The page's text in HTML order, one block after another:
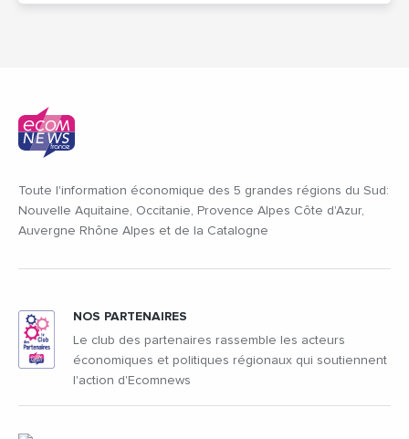
Toute l'information économique des 5 grandes régions du Sud:
Nouvelle Aquitaine, Occitanie, Provence Alpes Côte d'Azur,
Auvergne Rhône Alpes et de la Catalogne
NOS PARTENAIRES
Le club des partenaires rassemble les acteurs
économiques et politiques régionaux qui soutiennent
l'action d'Ecomnews